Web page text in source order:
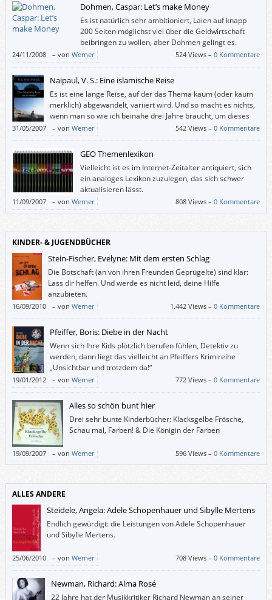
Dohmen, Caspar: Let’s make Money
Es ist natürlich sehr ambitioniert, Laien auf knapp
200 Seiten möglichst viel über die Geldwirtschaft
beibringen zu wollen, aber Dohmen gelingt es.
24/11/2008 – von Werner 524 Views –0 Kommentare
Naipaul, V. S.: Eine islamische Reise
Es ist eine lange Reise, auf der das Thema kaum (oder kaum
merklich) abgewandelt, variiert wird. Und so macht es nichts,
wenn man so wie ich beinahe drei Jahre braucht, um dieses
Buch fertigzulesen: Es ist immer wieder, aber nicht in einem
fort interessant.
31/05/2007 – von Werner 542 Views –0 Kommentare
GEO Themenlexikon
Vielleicht ist es im Internet-Zeitalter antiquiert, sich
ein analoges Lexikon zuzulegen, das sich schwer
aktualisieren lässt.
11/09/2007 – von Werner 808 Views –0 Kommentare
KINDER- & JUGENDBÜCHER
Stein-Fischer, Evelyne: Mit dem ersten Schlag
Die Botschaft (an von ihren Freunden Geprügelte) sind klar:
Lass dir helfen. Und werde es nicht leid, deine Hilfe
anzubieten.
16/09/2010 – von Werner 1.442 Views –0 Kommentare
Pfeiffer, Boris: Diebe in der Nacht
Wenn sich Ihre Kids plötzlich berufen fühlen, Detektiv zu
werden, dann liegt das vielleicht an Pfeiffers Krimireihe
„Unsichtbar und trotzdem da!“
19/01/2012 – von Werner 772 Views –0 Kommentare
Alles so schön bunt hier
Drei sehr bunte Kinderbücher: Klacksgelbe Frösche,
Schau mal, Farben! & Die Königin der Farben
19/09/2007 – von Werner 596 Views –0 Kommentare
ALLES ANDERE
Steidele, Angela: Adele Schopenhauer und Sibylle Mertens
Endlich gewürdigt: die Leistungen von Adele Schopenhauer
und Sibylle Mertens.
25/06/2010 – von Werner 708 Views –0 Kommentare
Newman, Richard: Alma Rosé
22 Jahre hat der Musikkritiker Richard Newman an seiner